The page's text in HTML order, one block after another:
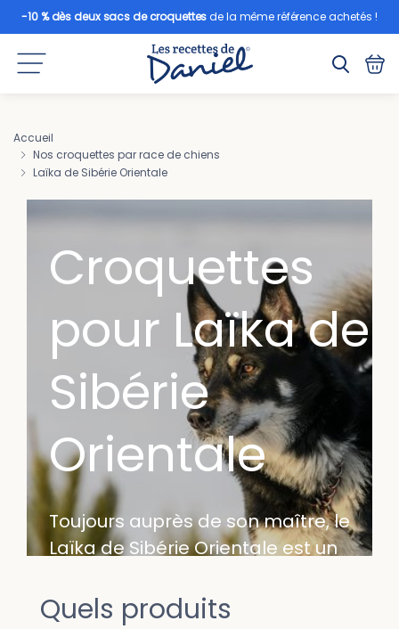
-10 % dès deux sacs de croquettesde la même référence achetés !
Accueil
Nos croquettes par race de chiens
Laïka de Sibérie Orientale
Croquettes
pour Laïka de
Sibérie
Orientale
Toujours auprès de son maître, le
Laïka de Sibérie Orientale est un
son gabarit moyen, il présente un
Quels produits